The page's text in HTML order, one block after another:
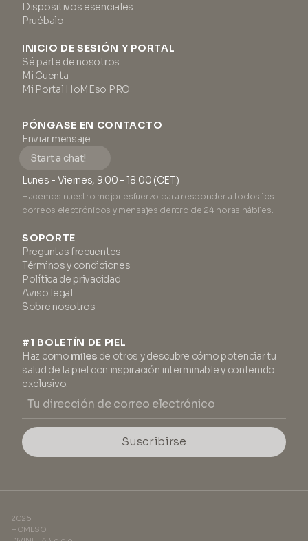
Dispositivos esenciales
Pruébalo
INICIO DE SESIÓN Y PORTAL
Sé parte de nosotros
Mi Cuenta
Mi Portal HoMEso PRO
PÓNGASE EN CONTACTO
Enviar mensaje
Start a chat!
Lunes - Viernes, 9:00 – 18:00 (CET)
Hacemos nuestro mejor esfuerzo para responder a todos los
correos electrónicos y mensajes dentro de 24 horas hábiles.
SOPORTE
Preguntas frecuentes
Términos y condiciones
Política de privacidad
Aviso legal
Sobre nosotros
#1 BOLETÍN DE PIEL
Haz como milesde otros y descubre cómo potenciar tu
salud de la piel con inspiración interminable y contenido
exclusivo.
Suscribirse
2026
HOMESO